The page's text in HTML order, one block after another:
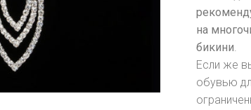
на
бикини.
Если же
обувью